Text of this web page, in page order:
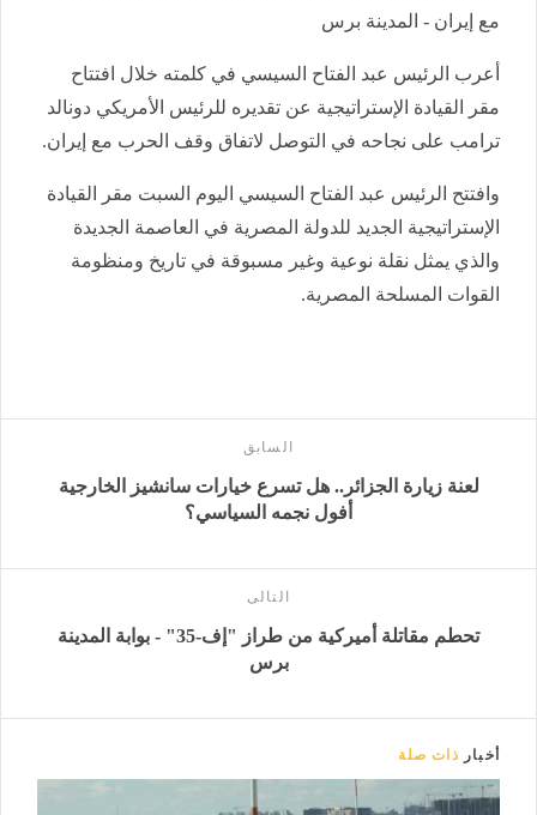
مع إيران - المدينة برس
أعرب الرئيس عبد الفتاح السيسي في كلمته خلال افتتاح
مقر القيادة الإستراتيجية عن تقديره للرئيس الأمريكي دونالد
ترامب على نجاحه في التوصل لاتفاق وقف الحرب مع إيران.
وافتتح الرئيس عبد الفتاح السيسي اليوم السبت مقر القيادة
الإستراتيجية الجديد للدولة المصرية في العاصمة الجديدة
والذي يمثل نقلة نوعية وغير مسبوقة في تاريخ ومنظومة
القوات المسلحة المصرية.
السابق
لعنة زيارة الجزائر.. هل تسرع خيارات سانشيز الخارجية
أفول نجمه السياسي؟
التالى
تحطم مقاتلة أميركية من طراز "إف-35" - بوابة المدينة
برس
أخبار ذات صلة